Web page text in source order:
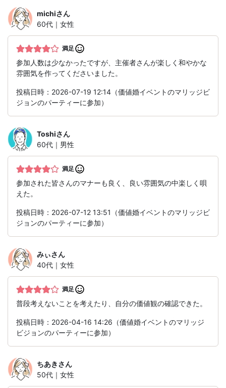
michiさん
60代｜女性
満足
参加人数は少なかったですが、主催者さんが楽しく和やかな
雰囲気を作ってくださいました。
投稿日時：2026-07-19 12:14（価値婚イベントのマリッジビ
ジョンのパーティーに参加）
Toshiさん
60代｜男性
満足
参加された皆さんのマナーも良く、良い雰囲気の中楽しく唄
えた。
投稿日時：2026-07-12 13:51（価値婚イベントのマリッジビ
ジョンのパーティーに参加）
みぃさん
40代｜女性
満足
普段考えないことを考えたり、自分の価値観の確認できた。
投稿日時：2026-04-16 14:26（価値婚イベントのマリッジ
ビジョンのパーティーに参加）
ちあきさん
50代｜女性